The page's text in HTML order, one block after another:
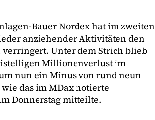
Bauer Nordex hat im zweiten
anziehender Aktivitäten den
Unter dem Strich blieb
Millionenverlust im
nun ein Minus von rund neun
das im MDax notierte
Donnerstag mitteilte.